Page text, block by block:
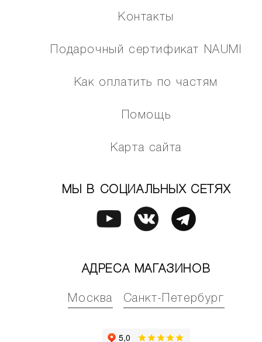
Контакты
Подарочный сертификат NAUMI
Как оплатить по частям
Помощь
Карта сайта
МЫ В СОЦИАЛЬНЫХ СЕТЯХ
АДРЕСА МАГАЗИНОВ
Москва Санкт-Петербург